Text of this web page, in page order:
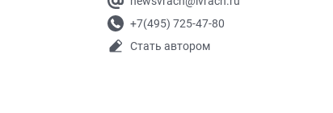
+7(495) 725-47-80
Стать автором